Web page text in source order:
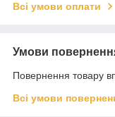
Всі умови оплати
Умови
Повернення товару
Всі умови